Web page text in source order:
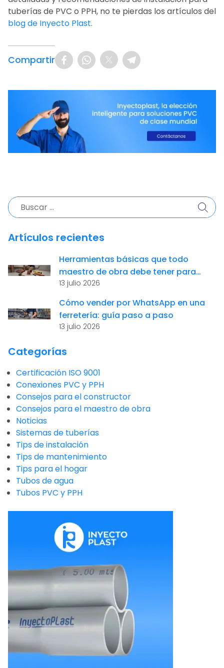
tuberías de PVC o PPH, no te pierdas los artículos del
blog de Inyecto Plast.
Compartir
Buscar:
Artículos recientes
Herramientas básicas que todo
maestro de obra debe tener para
instalaciones sanitarias
13 julio 2026
Cómo vender por WhatsApp en una
ferretería: guía paso a paso
13 julio 2026
Categorías
Certificación ISO 9001
Conexiones PVC y PPH
Consejos para el constructor
Consejos para el maestro de obra
Noticias
Sistemas de tuberías
Tips de instalación
Tips de mantenimiento
Tips para el hogar
Tubos de agua
Tubos PVC y PPH